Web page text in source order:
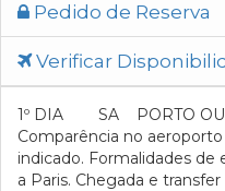
Pedido de Reserva
Verificar
1º DIA SA PORTO OU
Comparência no
indicado. Formalidades
a Paris. Chegada e